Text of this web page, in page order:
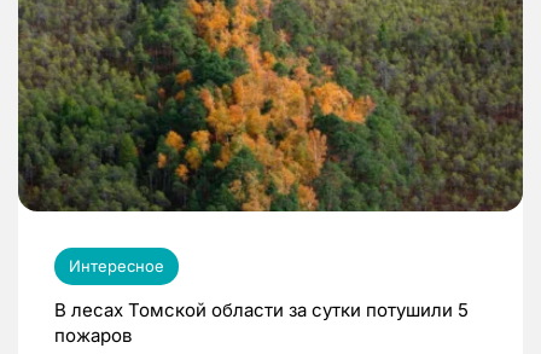
Интересное
В лесах Томской области за сутки потушили 5
пожаров